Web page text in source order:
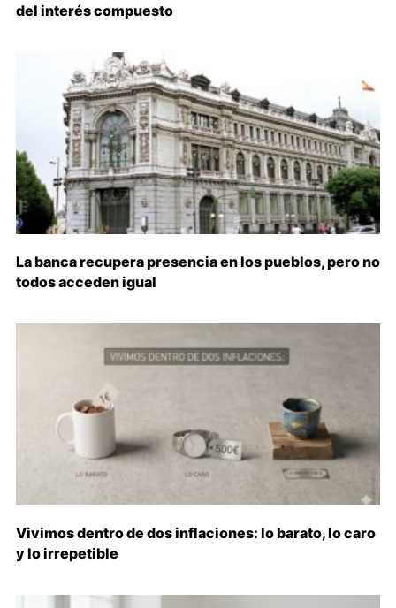
del interés compuesto
La banca recupera presencia en los pueblos, pero no
todos acceden igual
Vivimos dentro de dos inflaciones: lo barato, lo caro
y lo irrepetible